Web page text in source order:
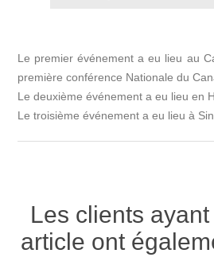
Le premier événement a eu lieu au
première conférence Nationale du
Le deuxième événement a eu lieu en
Le troisième événement a eu lieu à
Les clients
article ont